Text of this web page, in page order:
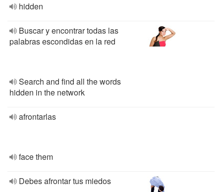
hidden
Buscar y encontrar todas las
palabras escondidas en la red
Search and find all the words
hidden in the network
afrontarlas
face them
Debes afrontar tus miedos